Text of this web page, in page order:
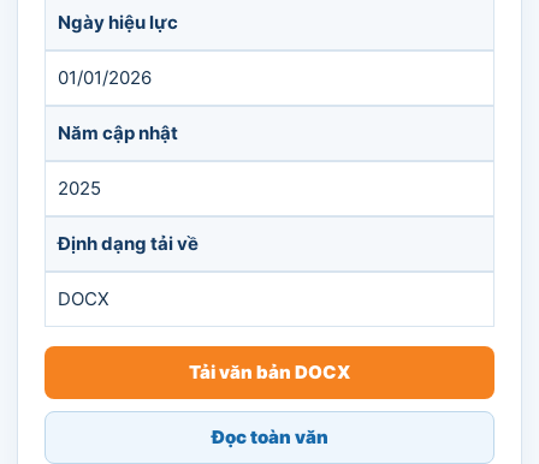
Ngày hiệu lực
01/01/2026
Năm cập nhật
2025
Định dạng tải về
DOCX
Tải văn bản DOCX
Đọc toàn văn